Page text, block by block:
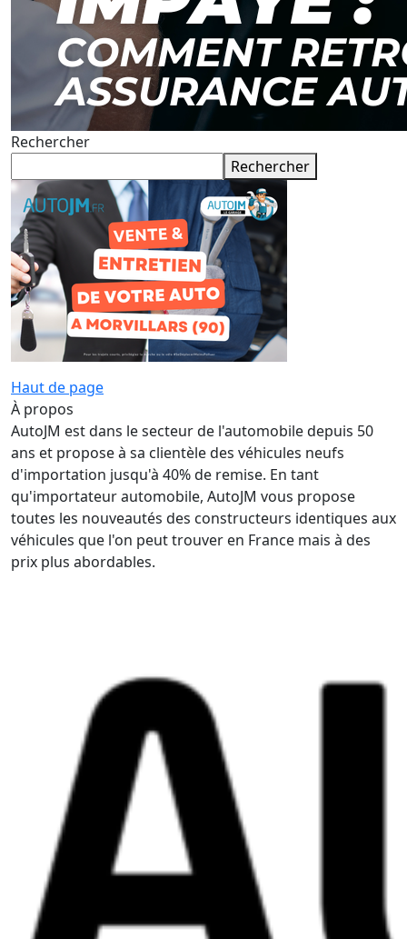
Rechercher
Rechercher
Haut de page
À propos
AutoJM est dans le secteur de l'automobile depuis 50
ans et propose à sa clientèle des véhicules neufs
d'importation jusqu'à 40% de remise. En tant
qu'importateur automobile, AutoJM vous propose
toutes les nouveautés des constructeurs identiques aux
véhicules que l'on peut trouver en France mais à des
prix plus abordables.